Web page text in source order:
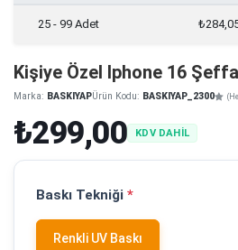
25 - 99 Adet
Kişiye Özel Iphone 16
Marka: BASKIYAPÜrün Kodu: BASKIYAP_2300
₺299,00 KDV DAHİL
Baskı Tekniği *
Renkli UV Baskı